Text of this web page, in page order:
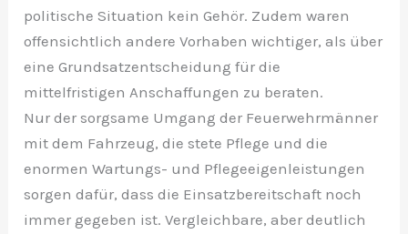
politische Situation kein Gehör. Zudem waren
offensichtlich andere Vorhaben wichtiger, als über
eine Grundsatzentscheidung für die
mittelfristigen Anschaffungen zu beraten.
Nur der sorgsame Umgang der Feuerwehrmänner
mit dem Fahrzeug, die stete Pflege und die
enormen Wartungs- und Pflegeeigenleistungen
sorgen dafür, dass die Einsatzbereitschaft noch
immer gegeben ist. Vergleichbare, aber deutlich